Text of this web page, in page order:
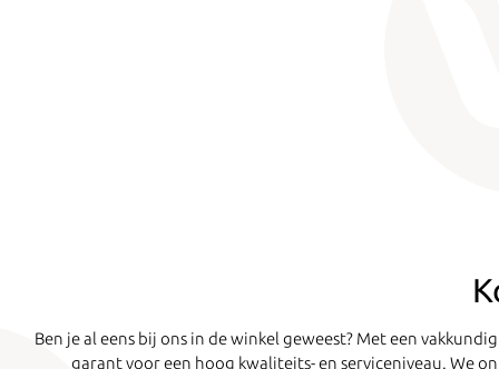
Ben je al eens bij ons in de winkel geweest? Met een
garant voor een hoog kwaliteits- en serviceniveau. We